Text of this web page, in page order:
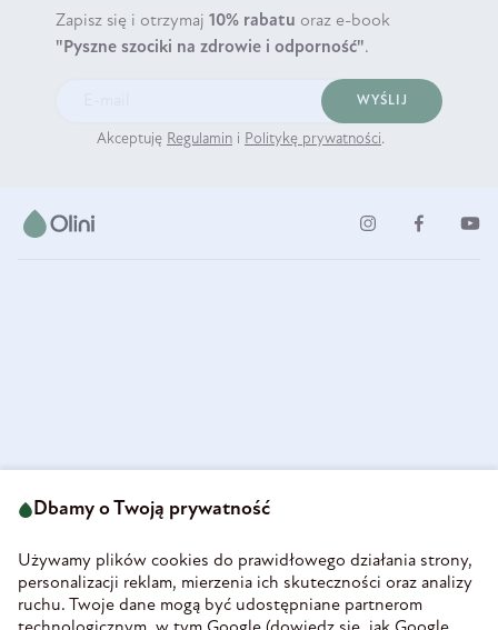
Zapisz się i otrzymaj 10% rabatu oraz e-book
"Pyszne szociki na zdrowie i odporność".
WYŚLIJ
Akceptuję Regulamin i Politykę prywatności.
58-160 Świebodzice
REGON 890213034
INFORMACJE
Dbamy o Twoją prywatność
Używamy plików cookies do prawidłowego działania strony,
personalizacji reklam, mierzenia ich skuteczności oraz analizy
ruchu. Twoje dane mogą być udostępniane partnerom